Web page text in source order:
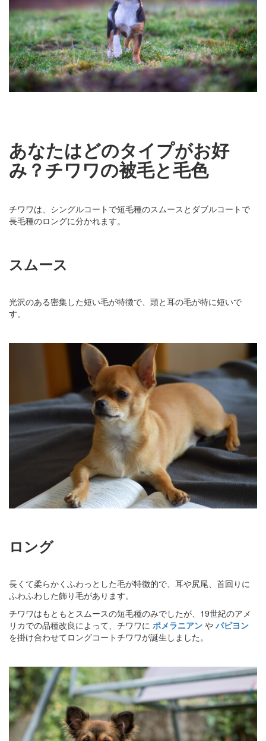
あなたはどのタイプがお好
み？チワワの被毛と毛色
チワワは、シングルコートで短毛種のスムースとダブルコートで
長毛種のロングに分かれます。
スムース
光沢のある密集した短い毛が特徴で、頭と耳の毛が特に短いで
す。
ロング
長くて柔らかくふわっとした毛が特徴的で、耳や尻尾、首回りに
ふわふわした飾り毛があります。
チワワはもともとスムースの短毛種のみでしたが、19世紀のアメ
リカでの品種改良によって、チワワに ポメラニアン や パピヨン
を掛け合わせてロングコートチワワが誕生しました。